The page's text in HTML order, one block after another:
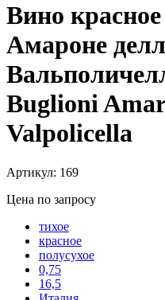
Вино
Амароне
Buglioni
Valpolicella
Артикул: 169
Цена по запросу
тихое
красное
полусухое
0,75
16,5